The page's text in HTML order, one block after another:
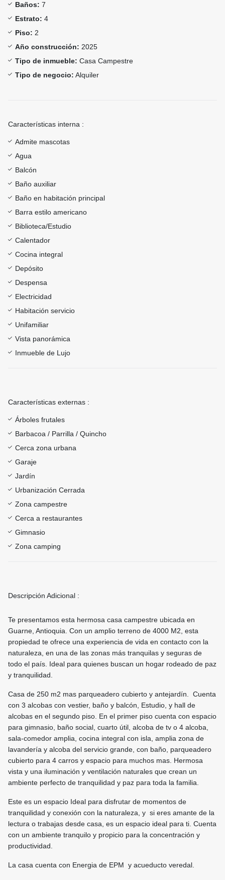
Baños: 7
Estrato: 4
Piso: 2
Año construcción: 2025
Tipo de inmueble: Casa Campestre
Tipo de negocio: Alquiler
Características interna :
Admite mascotas
Agua
Balcón
Baño auxiliar
Baño en habitación principal
Barra estilo americano
Biblioteca/Estudio
Calentador
Cocina integral
Depósito
Despensa
Electricidad
Habitación servicio
Unifamiliar
Vista panorámica
Inmueble de Lujo
Características externas :
Árboles frutales
Barbacoa / Parrilla / Quincho
Cerca zona urbana
Garaje
Jardín
Urbanización Cerrada
Zona campestre
Cerca a restaurantes
Gimnasio
Zona camping
Descripción Adicional :
Te presentamos esta hermosa casa campestre ubicada en
Guarne, Antioquia. Con un amplio terreno de 4000 M2, esta
propiedad te ofrece una experiencia de vida en contacto con la
naturaleza, en una de las zonas más tranquilas y seguras de
todo el país. Ideal para quienes buscan un hogar rodeado de paz
y tranquilidad.
Casa de 250 m2 mas parqueadero cubierto y antejardín. Cuenta
con 3 alcobas con vestier, baño y balcón, Estudio, y hall de
alcobas en el segundo piso. En el primer piso cuenta con espacio
para gimnasio, baño social, cuarto útil, alcoba de tv o 4 alcoba,
sala-comedor amplia, cocina integral con isla, amplia zona de
lavandería y alcoba del servicio grande, con baño, parqueadero
cubierto para 4 carros y espacio para muchos mas. Hermosa
vista y una iluminación y ventilación naturales que crean un
ambiente perfecto de tranquilidad y paz para toda la familia.
Este es un espacio Ideal para disfrutar de momentos de
tranquilidad y conexión con la naturaleza, y si eres amante de la
lectura o trabajas desde casa, es un espacio ideal para ti. Cuenta
con un ambiente tranquilo y propicio para la concentración y
productividad.
La casa cuenta con Energia de EPM y acueducto veredal.